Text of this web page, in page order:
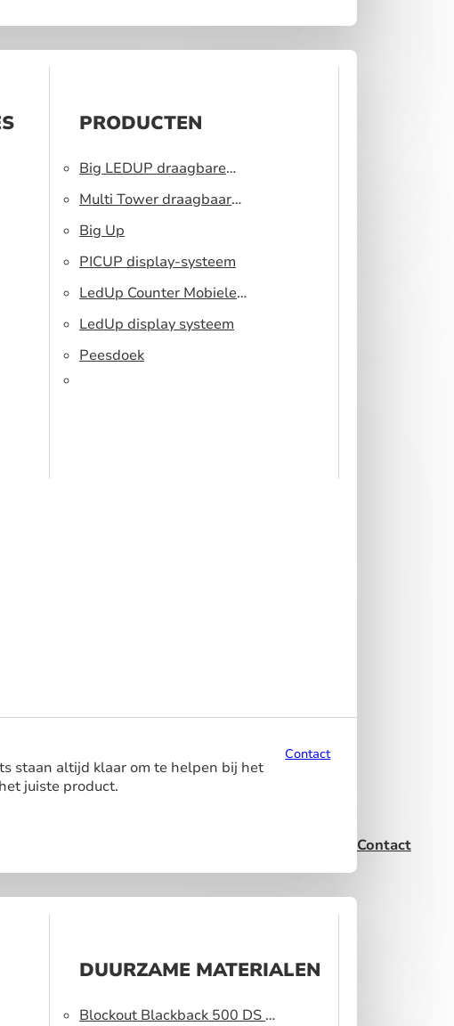
PRODUCTEN
Big LEDUP draagbare
lichtbak
Multi Tower draagbaar
display systeem
Big Up
PICUP display-systeem
LedUp Counter Mobiele
Toonbank
LedUp display systeem
Peesdoek
staan altijd klaar om te helpen bij het
juiste product.
Contact
DUURZAME MATERIALEN
Blockout Blackback 500 DS –
Contact